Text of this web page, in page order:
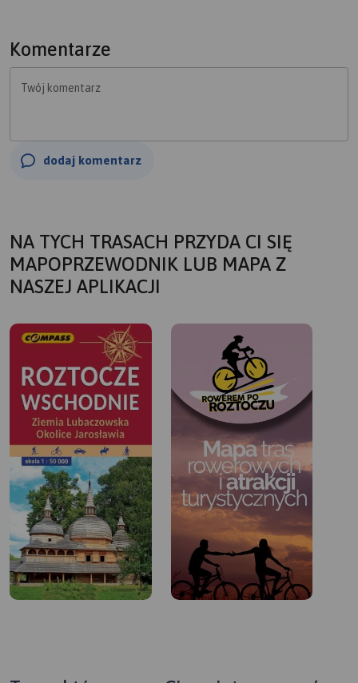
Komentarze
Twój komentarz
dodaj komentarz
NA TYCH TRASACH PRZYDA CI SIĘ
MAPOPRZEWODNIK LUB MAPA Z
NASZEJ APLIKACJI